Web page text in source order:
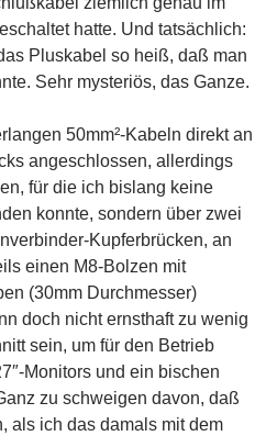
hatte. Und tatsächlich:
Pluskabel so heiß, daß man
Sehr mysteriös, das Ganze.
50mm²-Kabeln direkt an
angeschlossen, allerdings
für die ich bislang keine
konnte, sondern über zwei
Kupferbrücken, an
einen M8-Bolzen mit
(30mm Durchmesser)
doch nicht ernsthaft zu wenig
sein, um für den Betrieb
Monitors und ein bischen
zu schweigen davon, daß
als ich das damals mit dem